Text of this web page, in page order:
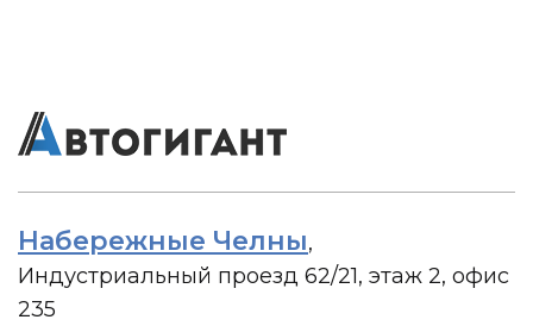
Набережные Челны,
Индустриальный проезд 62/21, этаж 2, офис
235